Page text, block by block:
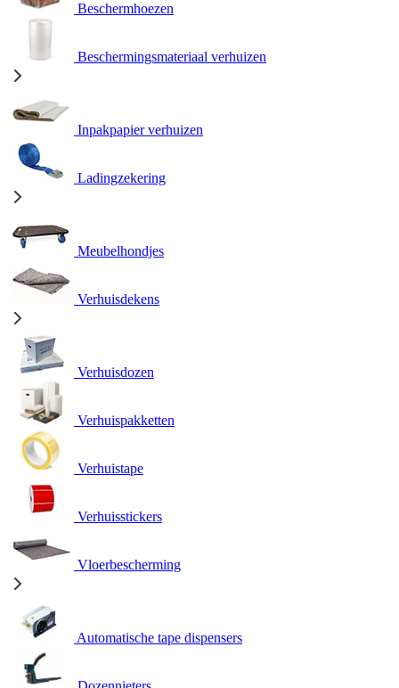
Beschermhoezen
Beschermingsmateriaal verhuizen
Inpakpapier verhuizen
Ladingzekering
Meubelhondjes
Verhuisdekens
Verhuisdozen
Verhuispakketten
Verhuistape
Verhuisstickers
Vloerbescherming
Automatische tape dispensers